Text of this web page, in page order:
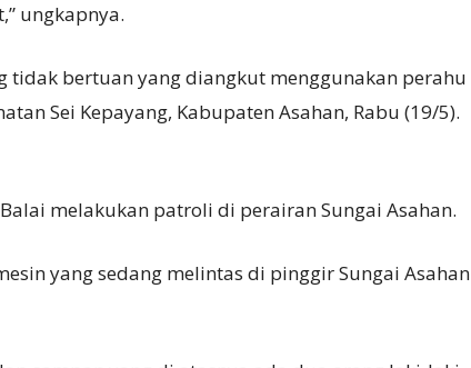
ungkapnya.
tidak bertuan yang diangkut menggunakan perahu
Sei Kepayang, Kabupaten Asahan, Rabu (19/5).
melakukan patroli di perairan Sungai Asahan.
yang sedang melintas di pinggir Sungai Asahan